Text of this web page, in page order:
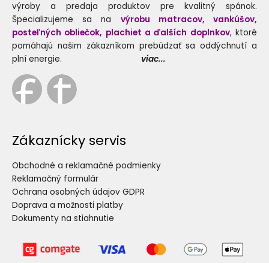
výroby a predaja produktov pre kvalitný spánok.
Špecializujeme sa na výrobu matracov, vankúšov,
posteľných obliečok, plachiet a ďalších doplnkov, ktoré
pomáhajú našim zákazníkom prebúdzať sa oddýchnutí a
plní energie. viac...
Zákaznícky servis
Obchodné a reklamačné podmienky
Reklamačný formulár
Ochrana osobných údajov GDPR
Doprava a možnosti platby
Dokumenty na stiahnutie